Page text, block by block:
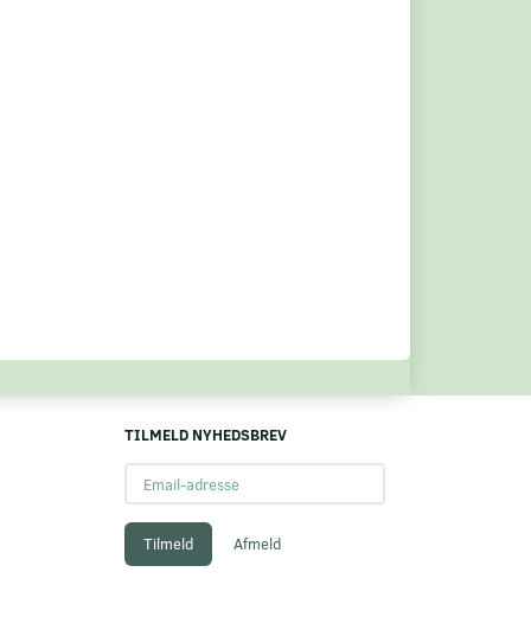
TILMELD NYHEDSBREV
adresse
Tilmeld Afmeld